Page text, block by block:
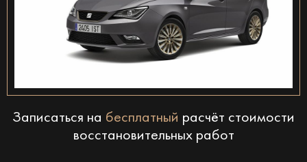
Записаться на бесплатный расчёт стоимости
восстановительных работ